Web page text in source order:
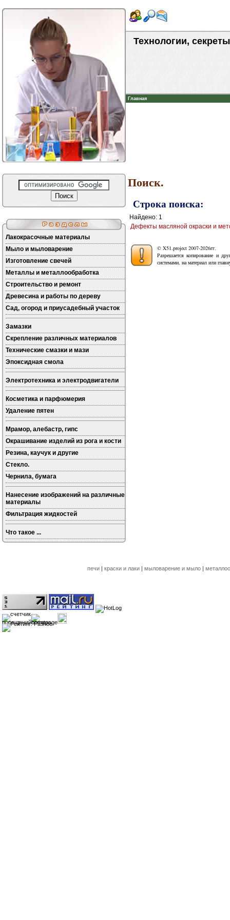
Технологии,
Главная
Лакокрасочные материалы
Мыло и мыловарение
Изготовление свечей
Металлы и металлообработка
Строительство и ремонт
Древесина и работы по дереву
Сад, огород и приусадебный участок
Замазки
Скрепление различных материалов
Технические смазки и мази
Эпоксидная смола
Электротехника и электродвигатели
Косметика и парфюмерия
Удаление пятен
Мрамор, алебастр, гипс
Окрашивание изделий из рога и кости
Резина, каучук и другие
Стекло.
Чернила, бумага
Нанесение изображений на различные
материалы
Фильтрация жидкостей
Что такое ...
Поиск.
Строка поиска:
Найдено: 1
Дефекты масляной окраски и
© X51.project 2007-2026гг.
Разрешается копирование и
системами, на материал или
печи | краски и лаки | мыловарение и мыло |